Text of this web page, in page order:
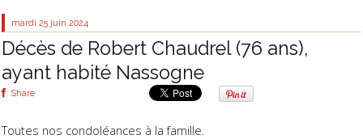
mardi 25 juin 2024
Décès de Robert Chaudrel (76 ans),
ayant habité Nassogne
Share
Toutes nos condoléances à la famille.